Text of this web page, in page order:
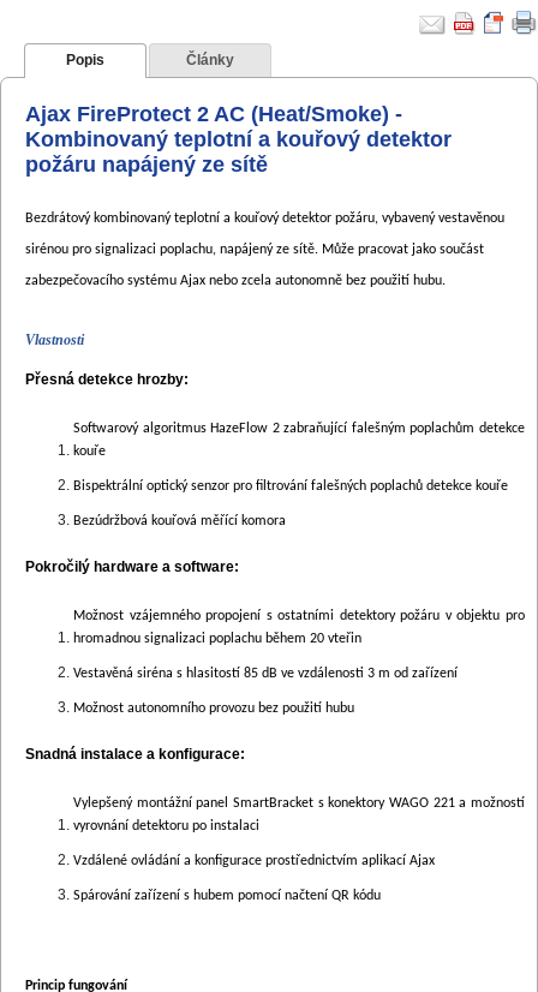
Popis Články
Ajax FireProtect 2 AC (Heat/Smoke) -
Kombinovaný teplotní a kouřový detektor
požáru napájený ze sítě
Bezdrátový kombinovaný teplotní a kouřový detektor požáru, vybavený vestavěnou
sirénou pro signalizaci poplachu, napájený ze sítě. Může pracovat jako součást
zabezpečovacího systému Ajax nebo zcela autonomně bez použití hubu.
Vlastnosti
Přesná detekce hrozby:
Softwarový algoritmus HazeFlow 2 zabraňující falešným poplachům detekce
kouře
Bispektrální optický senzor pro filtrování falešných poplachů detekce kouře
Bezúdržbová kouřová měřící komora
Pokročilý hardware a software:
Možnost vzájemného propojení s ostatními detektory požáru v objektu pro
hromadnou signalizaci poplachu během 20 vteřin
Vestavěná siréna s hlasitostí 85 dB ve vzdálenosti 3 m od zařízení
Možnost autonomního provozu bez použití hubu
Snadná instalace a konfigurace:
Vylepšený montážní panel SmartBracket s konektory WAGO 221 a možností
vyrovnání detektoru po instalaci
Vzdálené ovládání a konfigurace prostřednictvím aplikací Ajax
Spárování zařízení s hubem pomocí načtení QR kódu
Princip fungování